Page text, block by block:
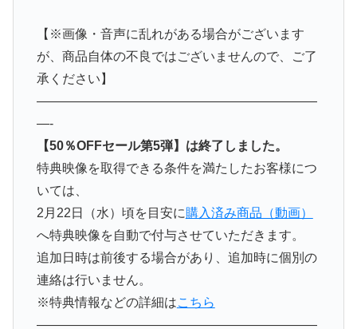
【※画像・音声に乱れがある場合がございます
が、商品自体の不良ではございませんので、ご了
承ください】
——————————————————————
—-
【50％OFFセール第5弾】は終了しました。
特典映像を取得できる条件を満たしたお客様につ
いては、
2月22日（水）頃を目安に購入済み商品（動画）
へ特典映像を自動で付与させていただきます。
追加日時は前後する場合があり、追加時に個別の
連絡は行いません。
※特典情報などの詳細はこちら
——————————————————————